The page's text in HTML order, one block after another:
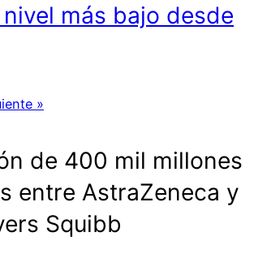
nivel más bajo desde
»
de 400 mil millones
entre AstraZeneca y
Squibb